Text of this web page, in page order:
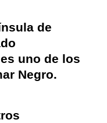
de
uno de los
Negro.